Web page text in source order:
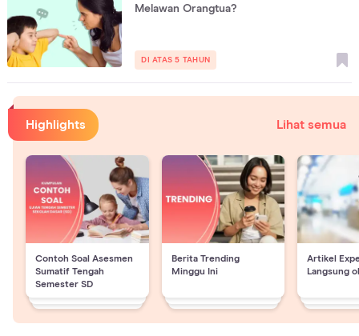
Melawan Orangtua?
DI ATAS 5 TAHUN
Highlights Lihat semua
Contoh Soal Asesmen
Sumatif Tengah
Semester SD
Berita Trending
Minggu Ini
Artikel
Langsung